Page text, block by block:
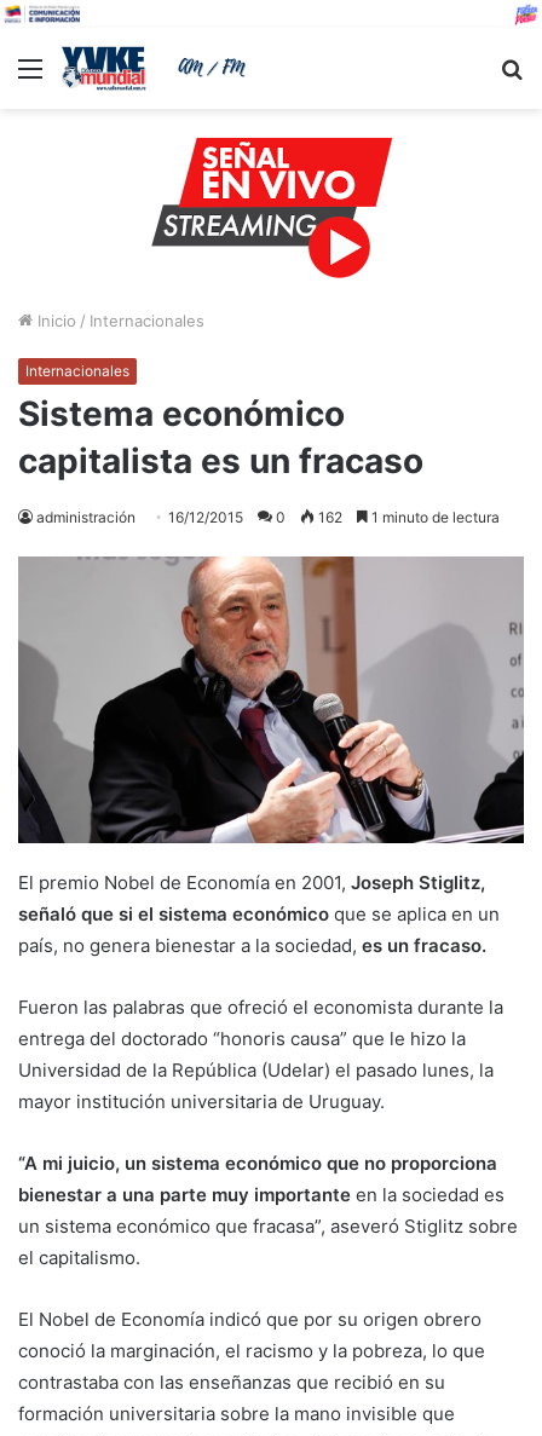
Menu
Inicio / Internacionales
Internacionales
Sistema económico
capitalista es un fracaso
administración 16/12/2015 0 162 1 minuto de lectura
El premio Nobel de Economía en 2001, Joseph Stiglitz,
señaló que si el sistema económico que se aplica en un
país, no genera bienestar a la sociedad, es un fracaso.
Fueron las palabras que ofreció el economista durante la
entrega del doctorado “honoris causa” que le hizo la
Universidad de la República (Udelar) el pasado lunes, la
mayor institución universitaria de Uruguay.
“A mi juicio, un sistema económico que no proporciona
bienestar a una parte muy importante en la sociedad es
un sistema económico que fracasa”, aseveró Stiglitz sobre
el capitalismo.
El Nobel de Economía indicó que por su origen obrero
conoció la marginación, el racismo y la pobreza, lo que
contrastaba con las enseñanzas que recibió en su
formación universitaria sobre la mano invisible que